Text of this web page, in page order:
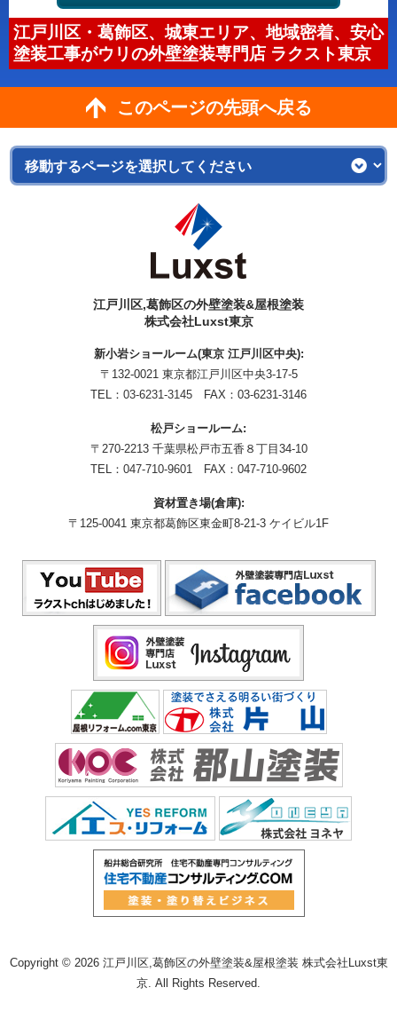
江戸川区・葛飾区、城東エリア、地域密着、安心
塗装工事がウリの外壁塗装専門店 ラクスト東京
このページの先頭へ戻る
江戸川区,葛飾区の外壁塗装&屋根塗装
株式会社Luxst東京
新小岩ショールーム(東京 江戸川区中央):
〒132-0021 東京都江戸川区中央3-17-5
TEL： 03-6231-3145 FAX：03-6231-3146
松戸ショールーム:
〒270-2213 千葉県松戸市五香８丁目34-10
TEL： 047-710-9601 FAX：047-710-9602
資材置き場(倉庫):
〒125-0041 東京都葛飾区東金町8-21-3 ケイビル1F
Copyright © 2026 江戸川区,葛飾区の外壁塗装&屋根塗装 株式会社Luxst東
京. All Rights Reserved.